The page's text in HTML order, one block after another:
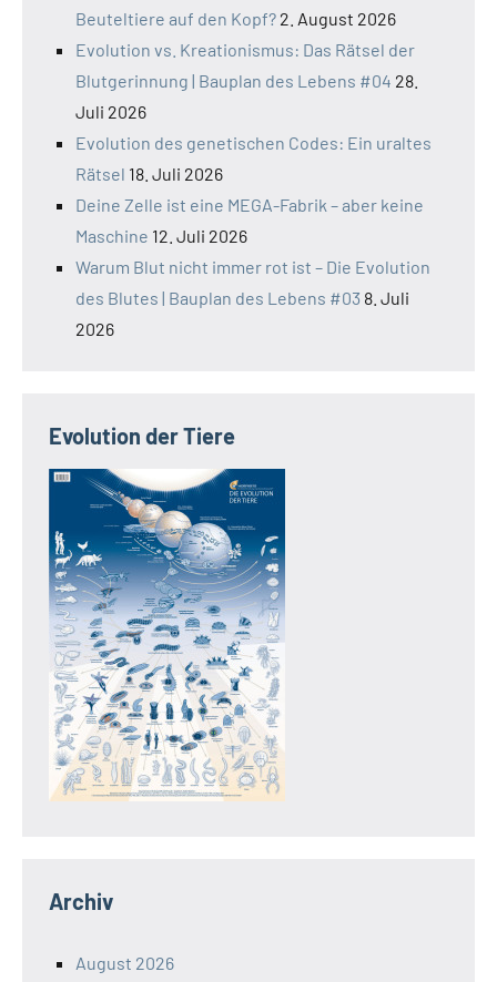
Beuteltiere auf den Kopf? 2. August 2026
Evolution vs. Kreationismus: Das Rätsel der
Blutgerinnung | Bauplan des Lebens #04 28.
Juli 2026
Evolution des genetischen Codes: Ein uraltes
Rätsel 18. Juli 2026
Deine Zelle ist eine MEGA-Fabrik – aber keine
Maschine 12. Juli 2026
Warum Blut nicht immer rot ist – Die Evolution
des Blutes | Bauplan des Lebens #03 8. Juli
2026
Evolution der Tiere
Archiv
August 2026